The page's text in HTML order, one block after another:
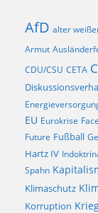
AfD alter
Armut
CDU/CSU CETA
EU Eurokrise
Future Fußball
Hartz IV
Spahn
Klimaschutz
Korruption